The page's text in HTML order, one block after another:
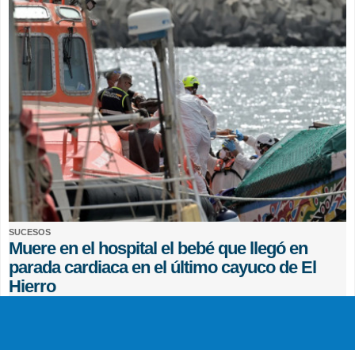
SUCESOS
Muere en el hospital el bebé que llegó en
parada cardiaca en el último cayuco de El
Hierro